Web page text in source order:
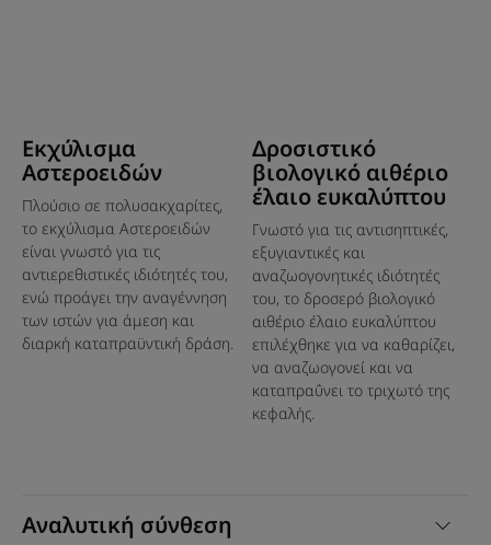
Οφέλη
• ΚΑΤΑΠΡΑΫΝΕΙ AΜΕΣΑ ΤΟ ΤΡΙΧΩΤΌ ΤΗΣ ΚΕΦΑΛHΣ:
μετά την καταπράυνση και την εξισορρόπηση, το
τριχωτό της κεφαλής ανακτά την άνεση που διαρκεί και
τα μαλλιά είναι απολύτως υγιή.
• ΠΡΟΣΦEΡΕΙ ΜΙΑ ΑΝΑΖΩΟΓΟΝΗΤΙΚH ΠΝΟΗ
ΦΡΕΣΚΑΔΑΣ: ανακουφίζει και δίνει στο τριχωτό της
κεφαλής μια άμεση αίσθηση φρεσκάδας (-1,5°C) χάρη
στα βιολογικά αιθέρια έλαια μέντας και ευκαλύπτου.
• ΠΡΟΣΦΕΡΕΙ ΜΙΑ ΧΑΛΑΡΩΤΙΚΗ ΕΜΠΕΙΡΙΑ ΕΥΕΞΙΑΣ: σας
προσκαλεί να απολαύσετε μια εμπειρία spa στο σπίτι
ελαίων.
Αναλυτική σύνθεση
Εκχύλισμα
Αστεροειδών
Πλούσιο σε πολυσακχαρίτες,
το εκχύλισμα Αστεροειδών
είναι γνωστό για τις
αντιερεθιστικές ιδιότητές του,
ενώ προάγει την αναγέννηση
των ιστών για άμεση και
διαρκή καταπραϋντική δράση.
Δροσιστικό
βιολογικό αιθέριο
έλαιο ευκαλύπτου
Γνωστό για τις αντισηπτικές,
εξυγιαντικές και
αναζωογονητικές ιδιότητές
του, το δροσερό βιολογικό
αιθέριο έλαιο ευκαλύπτου
επιλέχθηκε για να καθαρίζει,
να αναζωογονεί και να
καταπραΰνει το τριχωτό της
κεφαλής.